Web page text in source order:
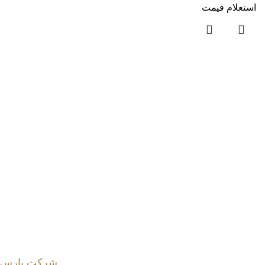
استعلام قیمت
شرکت پارس